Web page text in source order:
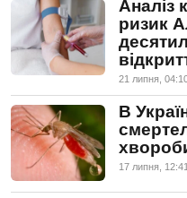
Аналіз
ризик
21 липня,
В
17 липня, 12:41